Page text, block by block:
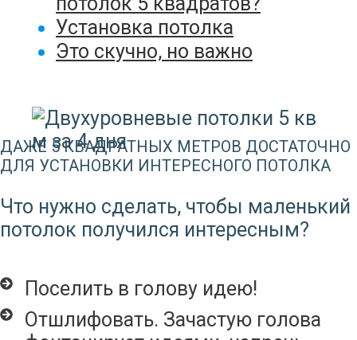
Установка потолка
Это скучно, но важно
ДАЖЕ 5 КВАДРАТНЫХ МЕТРОВ ДОСТАТОЧНО
ДЛЯ УСТАНОВКИ ИНТЕРЕСНОГО ПОТОЛКА
Что нужно сделать, чтобы маленький
потолок получился интересным?
Поселить в голову идею!
Отшлифовать. Зачастую голова